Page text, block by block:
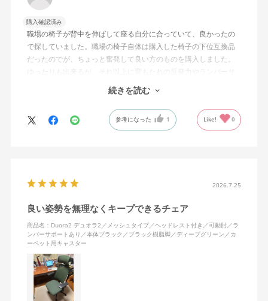
購入確認済み
職場の椅子が背中を伸ばして座る自分に合っていて、良かったの
で探していました。職場の椅子自体は購入した椅子の下位互換品
だったのでが、ちょっと奮発して良い方のものを購入しました。
ゆったりも出来るが、それ以上に背もたれの反発力やランバーサ
ポートを突き出したり出来るので、モニターに向かわす方にも力
が入っていて仕事をするにはすごく良い椅子でした。
続きを読む
参考になった 1 Like! 0
2026.7.25
良い姿勢を無理なくキープできるチェア
商品名：Duora2 デュオラ2／メッシュタイプ／ヘッドレスト付き／可動肘／ラ
ンバーサポートあり／本体ブラック／ブラック樹脂脚／ディープグリーン／カ
ーペット用キャスター